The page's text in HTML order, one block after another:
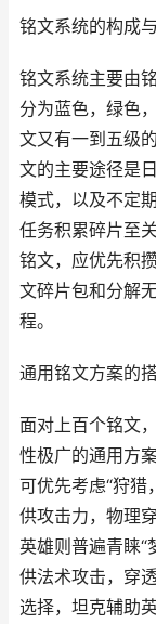
铭文系统的构成
铭文系统主要由
分为蓝色，绿色
文又有一到五级
文的主要途径是
模式，以及不定
任务积累碎片至
铭文，应优先积
文碎片包和分解
程。
通用铭文方案的
面对上百个铭文
性极广的通用方
可优先考虑“狩猎
供攻击力，物理
英雄则普遍青睐“
供法术攻击，穿
选择，坦克辅助